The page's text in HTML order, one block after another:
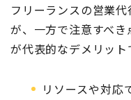
フリーランスの営業
が、一方で注意すべ
が代表的なデメリット
リソースや対応